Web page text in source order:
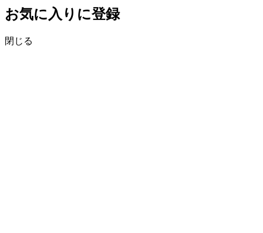
お気に入りに登録
閉じる